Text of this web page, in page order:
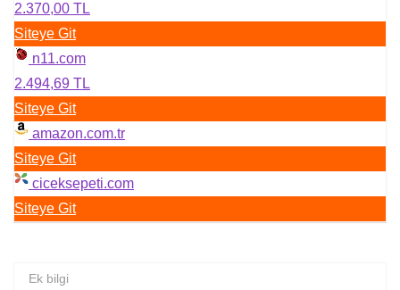
2.370,00 TL
Siteye Git
n11.com
2.494,69 TL
Siteye Git
amazon.com.tr
Siteye Git
ciceksepeti.com
Siteye Git
Ek bilgi